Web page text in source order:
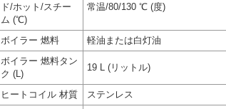
ド/ホット/スチー
ム (℃)
常温/80/130 ℃ (度)
ボイラー 燃料
軽油または白灯油
ボイラー 燃料タン
ク (L)
19 L (リットル)
ヒートコイル 材質
ステンレス